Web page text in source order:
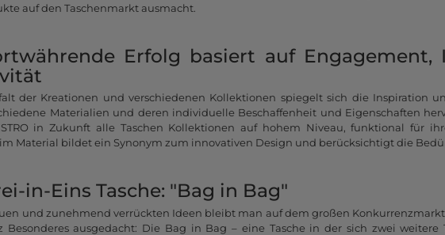
auf den Taschenmarkt ausmacht.
Erfolg basiert auf Engagement,
der Kreationen und verschiedenen Kollektionen spiegelt sich die Inspiration
Materialien und deren individuelle Beschaffenheit und Eigenschaften
in Zukunft alle Taschen Kollektionen auf hohem Niveau, funktional für
Material bildet ein Synonym zum innovativen Design und berücksichtigt die
in-Eins Tasche: "Bag in Bag"
und zunehmend verrückten Ideen bleibt man auf dem großen Konkurrenzmarkt
Besonderes ausgedacht: Die Bag in Bag – eine Tasche in der sich zwei weitere